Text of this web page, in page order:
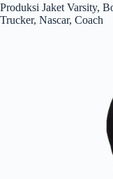
Produksi Jaket Varsity,
Trucker, Nascar, Coach